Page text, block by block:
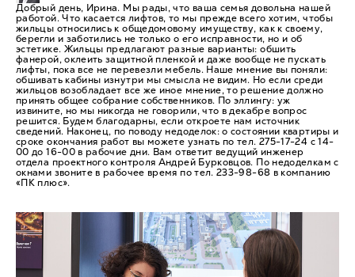
Добрый день, Ирина. Мы рады, что ваша семья довольна нашей
работой. Что касается лифтов, то мы прежде всего хотим, чтобы
жильцы относились к общедомовому имуществу, как к своему,
берегли и заботились не только о его исправности, но и об
эстетике. Жильцы предлагают разные варианты: обшить
фанерой, оклеить защитной пленкой и даже вообще не пускать
лифты, пока все не перевезли мебель. Наше мнение вы поняли:
обшивать кабины изнутри мы смысла не видим. Но если среди
жильцов возобладает все же иное мнение, то решение должно
принять общее собрание собственников. По эллингу: уж
извините, но мы никогда не говорили, что в декабре вопрос
решится. Будем благодарны, если откроете нам источник
сведений. Наконец, по поводу недоделок: о состоянии квартиры и
сроке окончания работ вы можете узнать по тел. 275-17-24 с 14-
00 до 16-00 в рабочие дни. Вам ответит ведущий инженер
отдела проектного контроля Андрей Бурковцов. По недоделкам с
окнами звоните в рабочее время по тел. 233-98-68 в компанию
«ПК плюс».